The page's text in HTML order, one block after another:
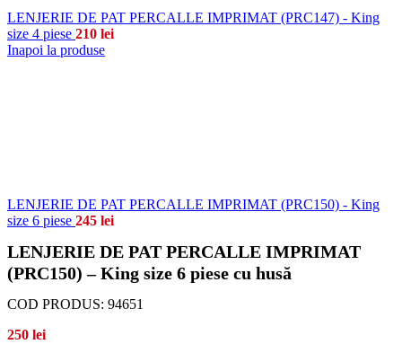
LENJERIE DE PAT PERCALLE IMPRIMAT (PRC147) - King
size 4 piese 210 lei
Inapoi la produse
LENJERIE DE PAT PERCALLE IMPRIMAT (PRC150) - King
size 6 piese 245 lei
LENJERIE DE PAT PERCALLE IMPRIMAT
(PRC150) – King size 6 piese cu husă
COD PRODUS: 94651
250 lei